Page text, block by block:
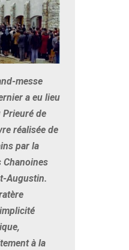
messe
a eu lieu
Prieuré de
réalisée de
par la
Chanoines
Augustin.
à la